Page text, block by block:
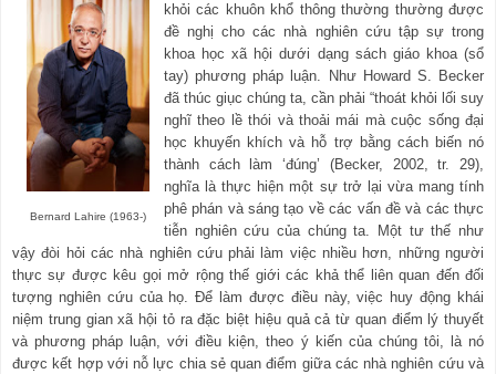
Bernard Lahire (1963-)
khỏi các khuôn khổ thông thường thường được
đề nghị cho các nhà nghiên cứu tập sự trong
khoa học xã hội dưới dạng sách giáo khoa (sổ
tay) phương pháp luận. Như Howard S. Becker
đã thúc giục chúng ta, cần phải “thoát khỏi lối suy
nghĩ theo lề thói và thoải mái mà cuộc sống đại
học khuyến khích và hỗ trợ bằng cách biến nó
thành cách làm‘đúng’ (Becker, 2002, tr. 29),
nghĩa là thực hiện một sựtrở lại vừa mang tính
phê phán và sáng tạo về các vấn đề và các thực
tiễn nghiên cứu của chúng ta. Một tư thế như
vậy đòi hỏi các nhà nghiên cứu phải làm việc nhiều hơn, những người
thực sự được kêu gọi mở rộng thế giới các khả thể liên quan đến đối
tượng nghiên cứu của họ. Để làm được điều này, việc huy động khái
niệm trung gian xã hội tỏ ra đặc biệt hiệu quả cả từ quan điểm lý thuyết
và phương pháp luận, với điều kiện, theo ý kiến của chúng tôi, là nó
được kết hợp với nỗ lực chia sẻ quan điểm giữa các nhà nghiên cứu và